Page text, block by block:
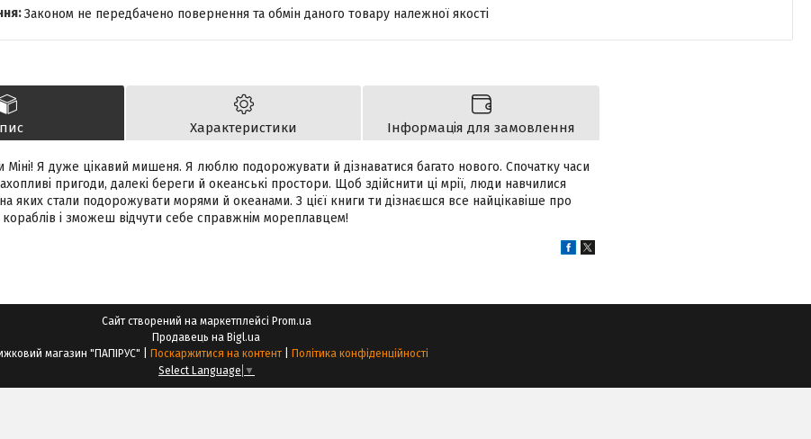
Законом не передбачено повернення та обмін даного товару належної якості
Характеристики Інформація для замовлення
Міні! Я дуже цікавий мишеня. Я люблю подорожувати й дізнаватися багато нового. Спочатку часи
пригоди, далекі береги й океанські простори. Щоб здійснити ці мрії, люди навчилися
яких стали подорожувати морями й океанами. З цієї книги ти дізнаєшся все найцікавіше про
і зможеш відчути себе справжнім мореплавцем!
Сайт створений на маркетплейсі Prom.ua
Продавець на Bigl.ua
Поскаржитися на контент
Політика конфіденційності
Select Language ▼